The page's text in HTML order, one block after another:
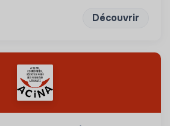
Découvrir